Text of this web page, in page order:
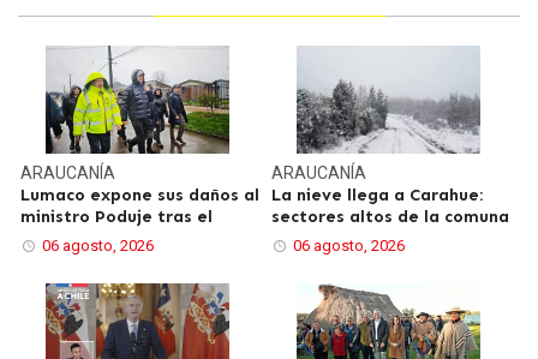
ARAUCANÍA
Lumaco expone sus daños al
ministro Poduje tras el
06 agosto, 2026
ARAUCANÍA
La nieve llega a Carahue:
sectores altos de la comuna
06 agosto, 2026